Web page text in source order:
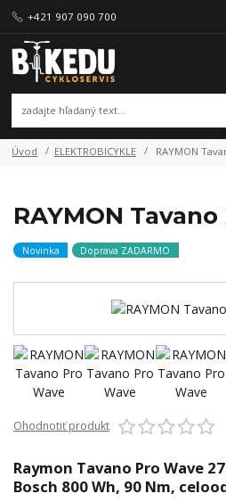
+421 907 090 700
Úvod ELEKTROBICYKLE RAYMON
RAYMON
Novinka Doprava ZADARMO
Ohodnotiť produkt
Raymon Tavano Pro Wave
Bosch 800 Wh, 90 Nm,